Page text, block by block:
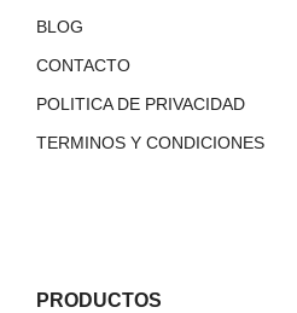
BLOG
CONTACTO
POLITICA DE PRIVACIDAD
TERMINOS Y CONDICIONES
PRODUCTOS